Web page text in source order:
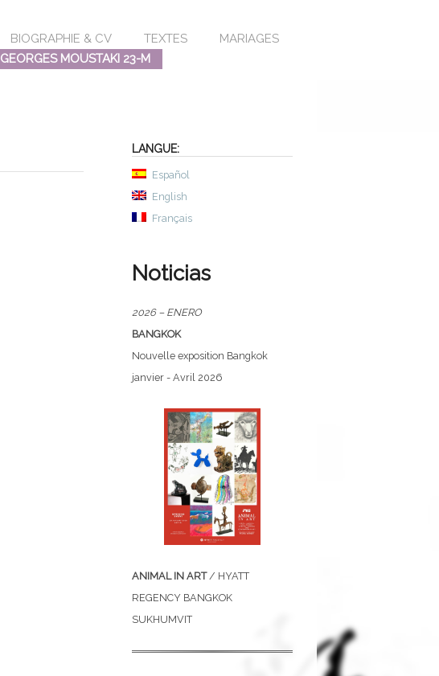
BIOGRAPHIE & CV TEXTES
MARIAGES
GEORGES MOUSTAKI 23-M
LANGUE:
Español
English
Français
Noticias
2026 – ENERO
BANGKOK
Nouvelle exposition Bangkok
janvier - Avril 2026
ANIMAL IN ART/ HYATT
REGENCY BANGKOK
SUKHUMVIT